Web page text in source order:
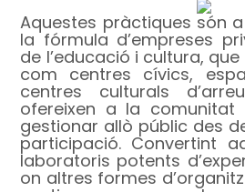
Aquestes pràctiques són
la fórmula d’empreses
de l’educació i cultura,
com centres cívics,
centres culturals
ofereixen a la comunitat
gestionar allò públic des
participació. Convertint
laboratoris potents
on altres formes